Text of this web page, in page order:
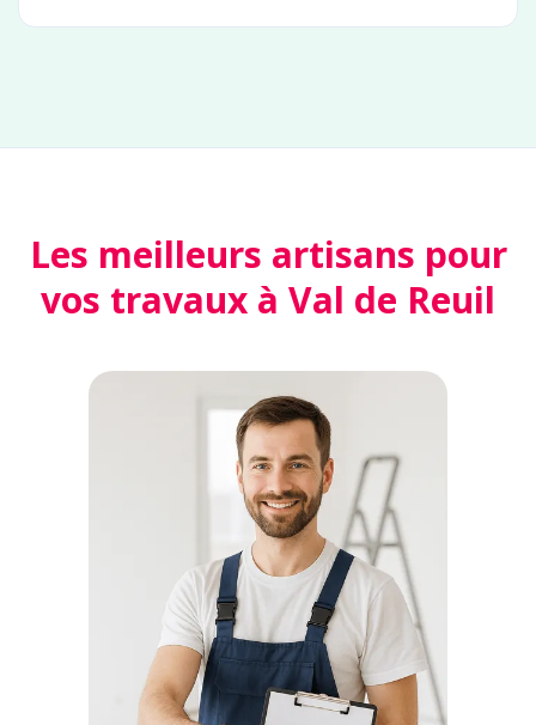
Les meilleurs artisans pour
vos travaux à Val de Reuil